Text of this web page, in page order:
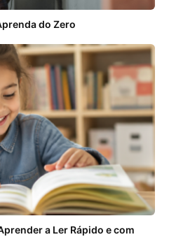
do Zero
a Ler Rápido e com